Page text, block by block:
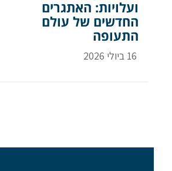
ועלויות: האתגרים
החדשים של עולם
התעופה
16 ביולי 2026